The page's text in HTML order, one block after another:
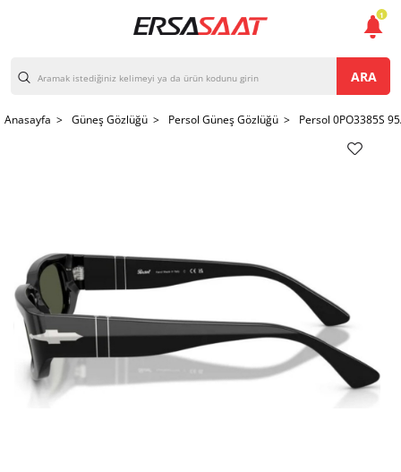
ARA
Anasayfa > Güneş Gözlüğü > Persol Güneş Gözlüğü > Persol 0PO3385S
1